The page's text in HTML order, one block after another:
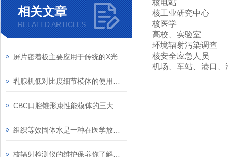
相关文章
RELATED ARTICLES
核电站
核工业研究中心
核医学
高校、实验室
环境辐射污染调查
核安全应急人员
机场、车站、港口、